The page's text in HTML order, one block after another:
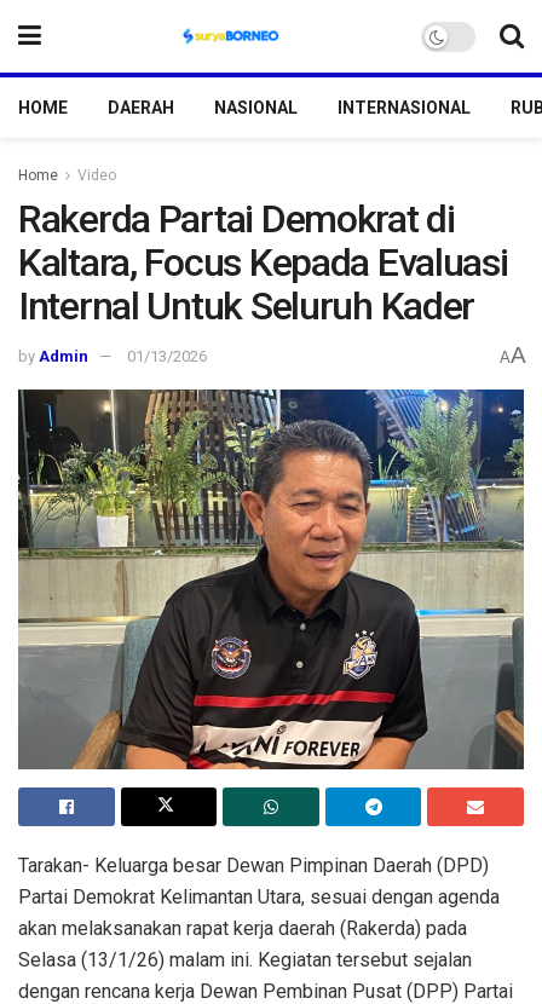
HOME DAERAH NASIONAL INTERNASIONAL
Home Video
Rakerda Partai Demokrat di
Kaltara, Focus Kepada Evaluasi
Internal Untuk Seluruh Kader
by Admin 01/13/2026 AA
Tarakan- Keluarga besar Dewan Pimpinan Daerah (DPD)
Partai Demokrat Kelimantan Utara, sesuai dengan agenda
akan melaksanakan rapat kerja daerah (Rakerda) pada
Selasa (13/1/26) malam ini. Kegiatan tersebut sejalan
dengan rencana kerja Dewan Pembinan Pusat (DPP) Partai